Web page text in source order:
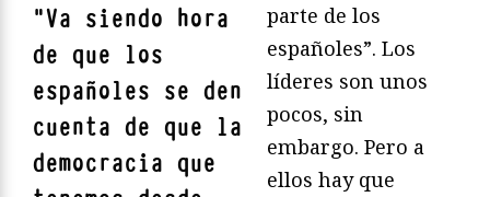
"Va siendo hora
de que los
españoles se den
cuenta de que la
democracia que
parte de los
españoles”. Los
líderes son unos
pocos, sin
embargo. Pero a
ellos hay que